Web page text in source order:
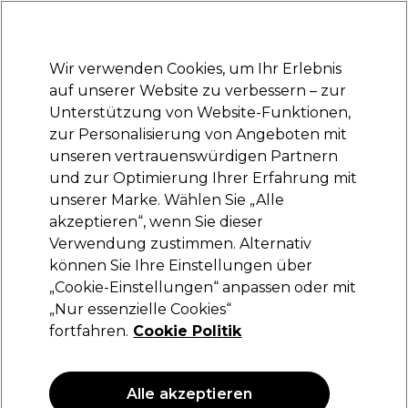
Anmelden
Marken Deals Haare Elektrogeräte Saloneinrichtung
Lieferung und Lieferzeiten
– mehr erfahren
Redken Extreme Cat Behandlung 250ml
0
31,80 €
12.72 € pro 100ml
ANGEBOT
Wir verwenden Cookies, um Ihr Erlebnis
auf unserer Website zu verbessern – zur
Unterstützung von Website-Funktionen,
zur Personalisierung von Angeboten mit
unseren vertrauenswürdigen Partnern
und zur Optimierung Ihrer Erfahrung mit
unserer Marke. Wählen Sie „Alle
akzeptieren“, wenn Sie dieser
Verwendung zustimmen. Alternativ
können Sie Ihre Einstellungen über
„Cookie-Einstellungen“ anpassen oder mit
„Nur essenzielle Cookies“
fortfahren. Cookie Politik
Alle akzeptieren